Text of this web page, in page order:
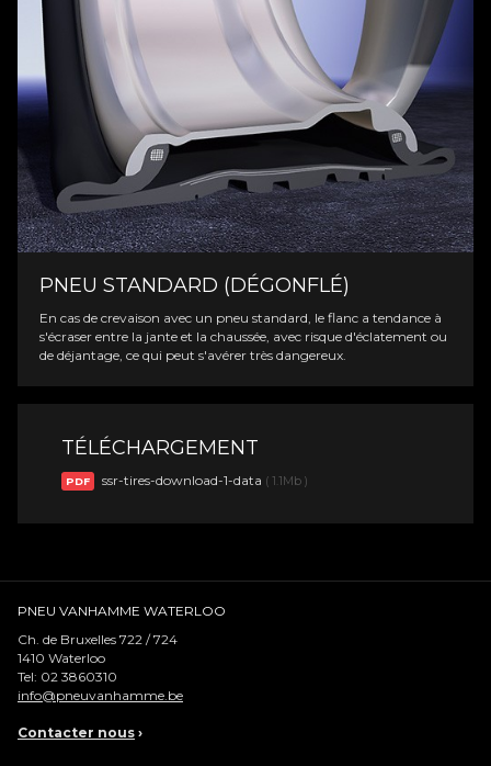
PNEU STANDARD (DÉGONFLÉ)
En cas de crevaison avec un pneu standard, le flanc a tendance à
s'écraser entre la jante et la chaussée, avec risque d'éclatement ou
de déjantage, ce qui peut s'avérer très dangereux.
TÉLÉCHARGEMENT
PDF ssr-tires-download-1-data ( 1.1Mb )
PNEU VANHAMME WATERLOO
Ch. de Bruxelles 722 / 724
1410 Waterloo
Tel: 02 3860310
info@pneuvanhamme.be
Contacter nous ›